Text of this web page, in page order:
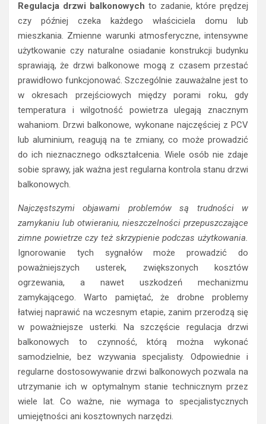
Regulacja drzwi balkonowych to zadanie, które prędzej
czy później czeka każdego właściciela domu lub
mieszkania. Zmienne warunki atmosferyczne, intensywne
użytkowanie czy naturalne osiadanie konstrukcji budynku
sprawiają, że drzwi balkonowe mogą z czasem przestać
prawidłowo funkcjonować. Szczególnie zauważalne jest to
w okresach przejściowych między porami roku, gdy
temperatura i wilgotność powietrza ulegają znacznym
wahaniom. Drzwi balkonowe, wykonane najczęściej z PCV
lub aluminium, reagują na te zmiany, co może prowadzić
do ich nieznacznego odkształcenia. Wiele osób nie zdaje
sobie sprawy, jak ważna jest regularna kontrola stanu drzwi
balkonowych.
Najczęstszymi objawami problemów są trudności w
zamykaniu lub otwieraniu, nieszczelności przepuszczające
zimne powietrze czy też skrzypienie podczas użytkowania.
Ignorowanie tych sygnałów może prowadzić do
poważniejszych usterek, zwiększonych kosztów
ogrzewania, a nawet uszkodzeń mechanizmu
zamykającego. Warto pamiętać, że drobne problemy
łatwiej naprawić na wczesnym etapie, zanim przerodzą się
w poważniejsze usterki. Na szczęście regulacja drzwi
balkonowych to czynność, którą można wykonać
samodzielnie, bez wzywania specjalisty. Odpowiednie i
regularne dostosowywanie drzwi balkonowych pozwala na
utrzymanie ich w optymalnym stanie technicznym przez
wiele lat. Co ważne, nie wymaga to specjalistycznych
umiejętności ani kosztownych narzędzi.